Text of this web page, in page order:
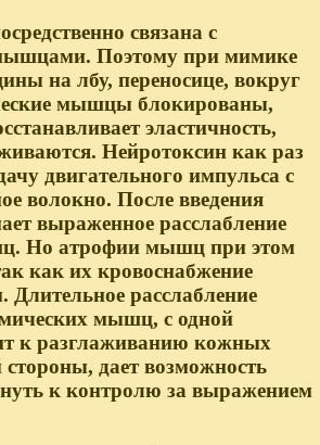
связана с
Поэтому при мимике
на лбу, переносице, вокруг
мышцы блокированы,
эластичность,
Нейротоксин как раз
двигательного импульса с
волокно. После введения
выраженное расслабление
Но атрофии мышц при этом
как их кровоснабжение
Длительное расслабление
мышц, с одной
к разглаживанию кожных
стороны, дает возможность
к контролю за выражением